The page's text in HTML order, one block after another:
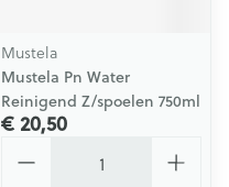
Mustela
Mustela Pn Water
Reinigend Z/spoelen 750ml
€ 20,50